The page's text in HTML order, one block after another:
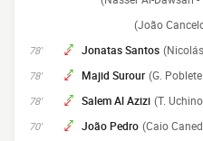
(João
78' Jonatas Santos
78' Majid Surour (G.
78' Salem Al Azizi (T.
70' João Pedro (Caio